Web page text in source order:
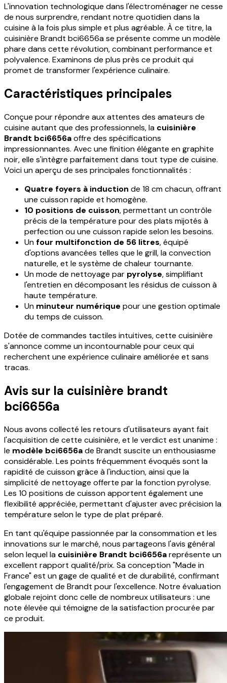
L'innovation technologique dans l'électroménager ne cesse
de nous surprendre, rendant notre quotidien dans la
cuisine à la fois plus simple et plus agréable. À ce titre, la
cuisinière Brandt bci6656a se présente comme un modèle
phare dans cette révolution, combinant performance et
polyvalence. Examinons de plus près ce produit qui
promet de transformer l'expérience culinaire.
Caractéristiques principales
Conçue pour répondre aux attentes des amateurs de
cuisine autant que des professionnels, la cuisinière
Brandt bci6656aoffre des spécifications
impressionnantes. Avec une finition élégante en graphite
noir, elle s'intègre parfaitement dans tout type de cuisine.
Voici un aperçu de ses principales fonctionnalités :
Quatre foyers à induction de 18 cm chacun, offrant
une cuisson rapide et homogène.
10 positions de cuisson, permettant un contrôle
précis de la température pour des plats mijotés à
perfection ou une cuisson rapide selon les besoins.
Unfour multifonction de 56 litres, équipé
d'options avancées telles que le grill, la convection
naturelle, et le système de chaleur tournante.
Un mode de nettoyage par pyrolyse, simplifiant
l'entretien en décomposant les résidus de cuisson à
haute température.
Un minuteur numérique pour une gestion optimale
du temps de cuisson.
Dotée de commandes tactiles intuitives, cette cuisinière
s'annonce comme un incontournable pour ceux qui
recherchent une expérience culinaire améliorée et sans
tracas.
Avis sur la cuisinière brandt
bci6656a
Nous avons collecté les retours d'utilisateurs ayant fait
l'acquisition de cette cuisinière, et le verdict est unanime :
le modèle bci6656ade Brandt suscite un enthousiasme
considérable. Les points fréquemment évoqués sont la
rapidité de cuisson grâce à l'induction, ainsi que la
simplicité de nettoyage offerte par la fonction pyrolyse.
Les 10 positions de cuisson apportent également une
flexibilité appréciée, permettant d'ajuster avec précision la
température selon le type de plat préparé.
En tant qu'équipe passionnée par la consommation et les
innovations sur le marché, nous partageons l'avis général
selon lequel la cuisinière Brandt bci6656areprésente un
excellent rapport qualité/prix. Sa conception "Made in
France" est un gage de qualité et de durabilité, confirmant
l'engagement de Brandt pour l'excellence. Notre évaluation
globale rejoint donc celle de nombreux utilisateurs : une
note élevée qui témoigne de la satisfaction procurée par
ce produit.